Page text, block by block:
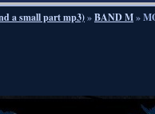
a small part mp3)»BAND M»